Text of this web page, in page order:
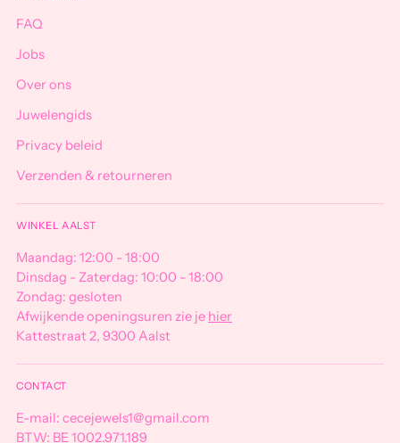
FAQ
Jobs
Over ons
Juwelengids
Privacy beleid
Verzenden & retourneren
WINKEL AALST
Maandag: 12:00 - 18:00
Dinsdag - Zaterdag: 10:00 - 18:00
Zondag: gesloten
Afwijkende openingsuren zie je hier
Kattestraat 2, 9300 Aalst
CONTACT
E-mail: cecejewels1@gmail.com
BTW: BE 1002.971.189